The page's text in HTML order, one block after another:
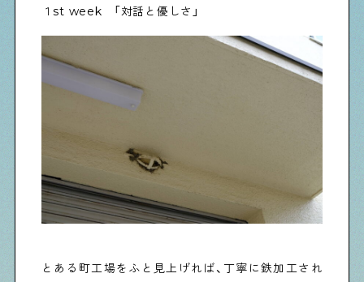
下町の店≒家
下町ならではの家みたいな店を紹介する記事です
下町の特集記事です
下町コラム
１st week 「対話と優しさ」
とある町工場をふと見上げれば、丁寧に鉄加工され